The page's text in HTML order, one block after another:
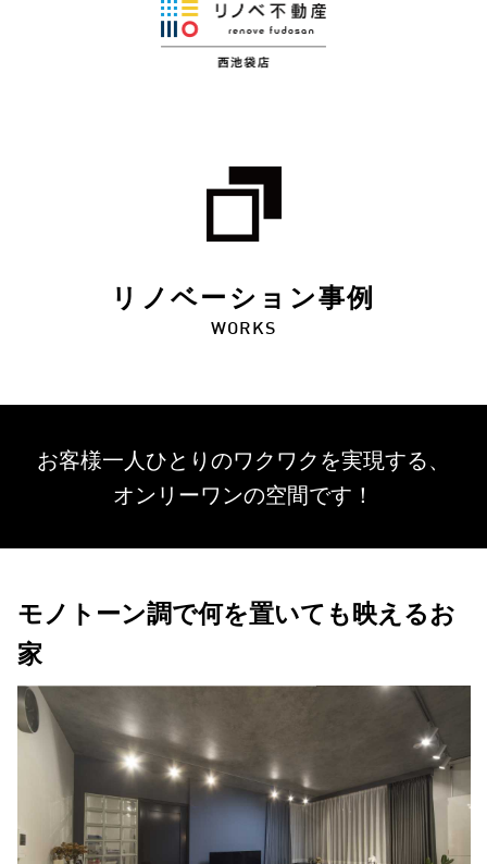
リノベーション事例
WORKS
お客様一人ひとりのワクワクを実現する、
オンリーワンの空間です！
モノトーン調で何を置いても映えるお
家